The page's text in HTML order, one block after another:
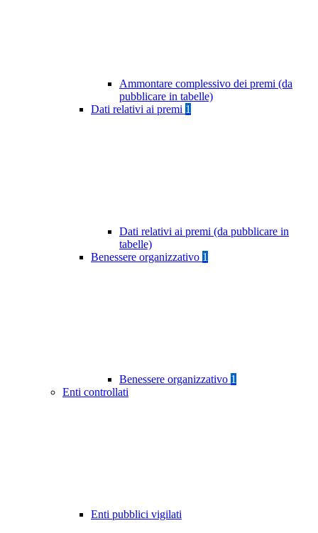
Ammontare complessivo dei premi (da
pubblicare in tabelle)
Dati relativi ai premi 1
Dati relativi ai premi (da pubblicare in
tabelle)
Benessere organizzativo 1
Benessere organizzativo 1
Enti controllati
Enti pubblici vigilati